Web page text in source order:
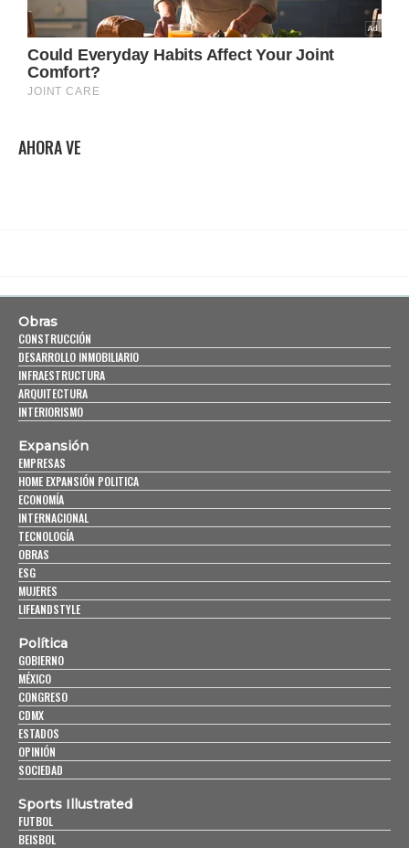
AHORA VE
Obras
CONSTRUCCIÓN
DESARROLLO INMOBILIARIO
INFRAESTRUCTURA
ARQUITECTURA
INTERIORISMO
Expansión
EMPRESAS
HOME EXPANSIÓN POLITICA
ECONOMÍA
INTERNACIONAL
TECNOLOGÍA
OBRAS
ESG
MUJERES
LIFEANDSTYLE
Política
GOBIERNO
MÉXICO
CONGRESO
CDMX
ESTADOS
OPINIÓN
SOCIEDAD
Sports Illustrated
FUTBOL
BEISBOL